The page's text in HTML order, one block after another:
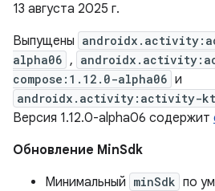
13 августа 2025 г.
Выпущены
alpha06 ,
compose:1.12.0-alpha06 и
androidx.activity:activity-
Версия 1.12.0-alpha06 содержит
Обновление MinSdk
Минимальный minSdk по